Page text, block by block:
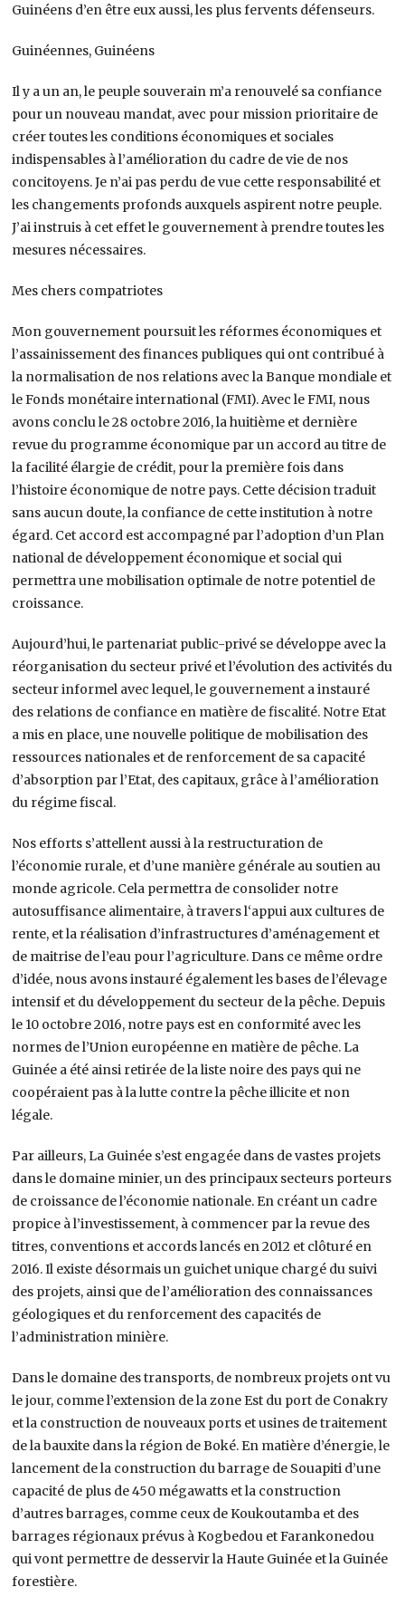
Guinéens d’en être eux aussi, les plus fervents défenseurs.
Guinéennes, Guinéens
Il y a un an, le peuple souverain m’a renouvelé sa confiance
pour un nouveau mandat, avec pour mission prioritaire de
créer toutes les conditions économiques et sociales
indispensables à l’amélioration du cadre de vie de nos
concitoyens. Je n’ai pas perdu de vue cette responsabilité et
les changements profonds auxquels aspirent notre peuple.
J’ai instruis à cet effet le gouvernement à prendre toutes les
mesures nécessaires.
Mes chers compatriotes
Mon gouvernement poursuit les réformes économiques et
l’assainissement des finances publiques qui ont contribué à
la normalisation de nos relations avec la Banque mondiale et
le Fonds monétaire international (FMI). Avec le FMI, nous
avons conclu le 28 octobre 2016, la huitième et dernière
revue du programme économique par un accord au titre de
la facilité élargie de crédit, pour la première fois dans
l’histoire économique de notre pays. Cette décision traduit
sans aucun doute, la confiance de cette institution à notre
égard. Cet accord est accompagné par l’adoption d’un Plan
national de développement économique et social qui
permettra une mobilisation optimale de notre potentiel de
croissance.
Aujourd’hui, le partenariat public-privé se développe avec la
réorganisation du secteur privé et l’évolution des activités du
secteur informel avec lequel, le gouvernement a instauré
des relations de confiance en matière de fiscalité. Notre Etat
a mis en place, une nouvelle politique de mobilisation des
ressources nationales et de renforcement de sa capacité
d’absorption par l’Etat, des capitaux, grâce à l’amélioration
du régime fiscal.
Nos efforts s’attellent aussi à la restructuration de
l’économie rurale, et d’une manière générale au soutien au
monde agricole. Cela permettra de consolider notre
autosuffisance alimentaire, à travers l‘appui aux cultures de
rente, et la réalisation d’infrastructures d’aménagement et
de maitrise de l’eau pour l’agriculture. Dans ce même ordre
d’idée, nous avons instauré également les bases de l’élevage
intensif et du développement du secteur de la pêche. Depuis
le 10 octobre 2016, notre pays est en conformité avec les
normes de l’Union européenne en matière de pêche. La
Guinée a été ainsi retirée de la liste noire des pays qui ne
coopéraient pas à la lutte contre la pêche illicite et non
légale.
Par ailleurs, La Guinée s’est engagée dans de vastes projets
dans le domaine minier, un des principaux secteurs porteurs
de croissance de l’économie nationale. En créant un cadre
propice à l’investissement, à commencer par la revue des
titres, conventions et accords lancés en 2012 et clôturé en
2016. Il existe désormais un guichet unique chargé du suivi
des projets, ainsi que de l’amélioration des connaissances
géologiques et du renforcement des capacités de
l’administration minière.
Dans le domaine des transports, de nombreux projets ont vu
le jour, comme l’extension de la zone Est du port de Conakry
et la construction de nouveaux ports et usines de traitement
de la bauxite dans la région de Boké. En matière d’énergie, le
lancement de la construction du barrage de Souapiti d’une
capacité de plus de 450 mégawatts et la construction
d’autres barrages, comme ceux de Koukoutamba et des
barrages régionaux prévus à Kogbedou et Farankonedou
qui vont permettre de desservir la Haute Guinée et la Guinée
forestière.